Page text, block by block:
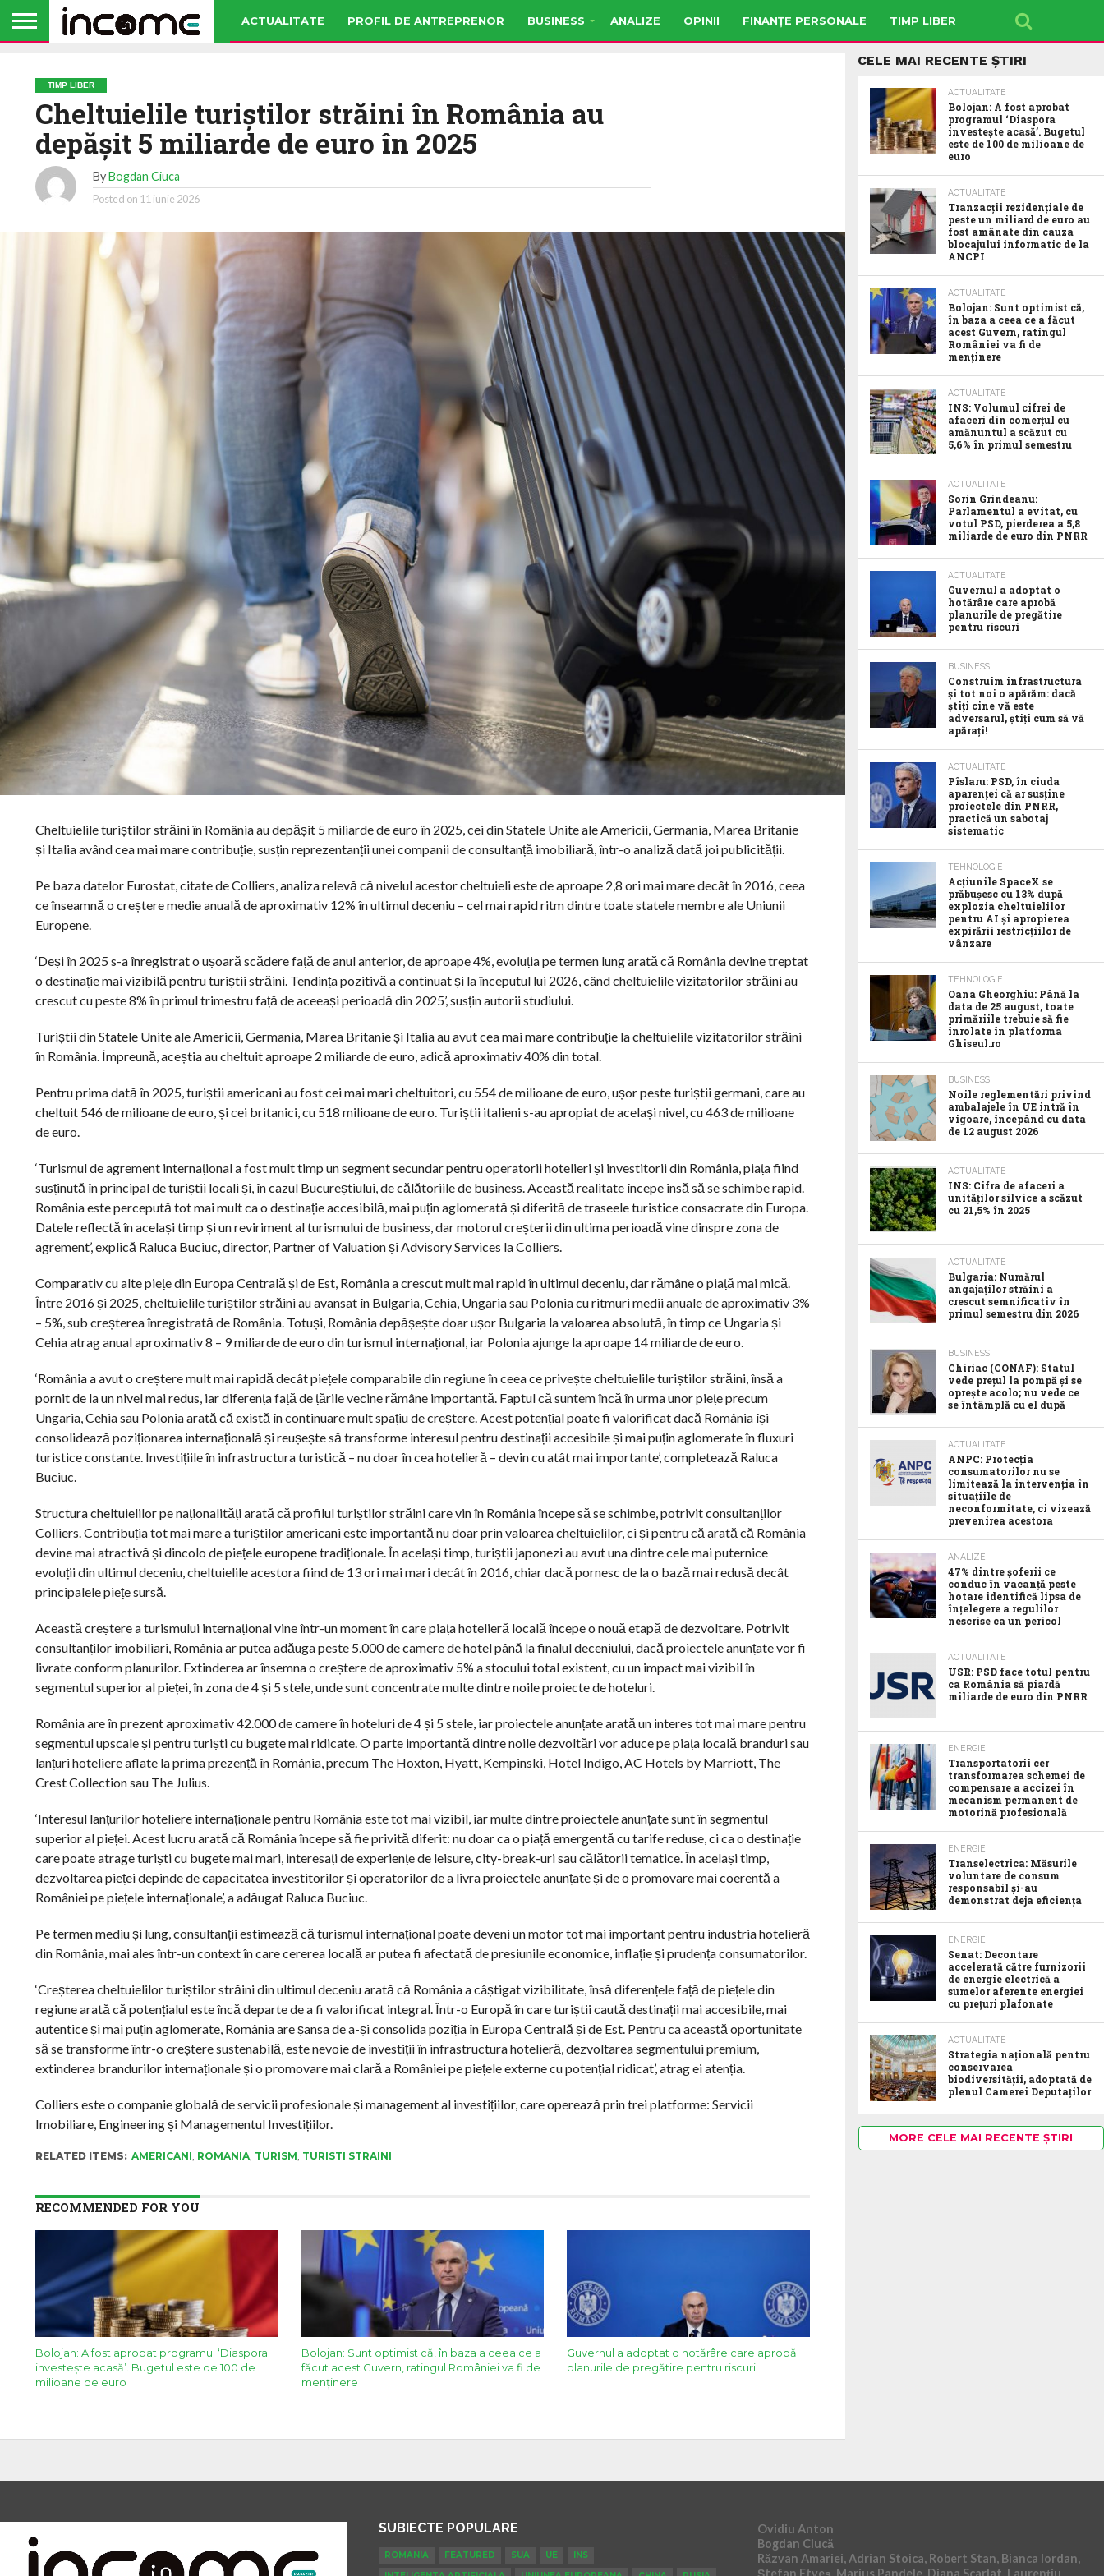
ACTUALITATE PROFIL DE ANTREPRENOR BUSINESS ANALIZE OPINII FINANȚE PERSONALE TIMP LIBER
TIMP LIBER
Cheltuielile turiștilor străini în România au
depășit 5 miliarde de euro în 2025
ByBogdan Ciuca
Posted on 11 iunie 2026
Cheltuielile turiștilor străini în România au depășit 5 miliarde de euro în 2025, cei din Statele Unite ale Americii, Germania, Marea Britanie
și Italia având cea mai mare contribuție, susțin reprezentanții unei companii de consultanță imobiliară, într-o analiză dată joi publicității.
Pe baza datelor Eurostat, citate de Colliers, analiza relevă că nivelul acestor cheltuieli este de aproape 2,8 ori mai mare decât în 2016, ceea
ce înseamnă o creștere medie anuală de aproximativ 12% în ultimul deceniu – cel mai rapid ritm dintre toate statele membre ale Uniunii
Europene.
‘Deși în 2025 s-a înregistrat o ușoară scădere față de anul anterior, de aproape 4%, evoluția pe termen lung arată că România devine treptat
o destinație mai vizibilă pentru turiștii străini. Tendința pozitivă a continuat și la începutul lui 2026, când cheltuielile vizitatorilor străini au
crescut cu peste 8% în primul trimestru față de aceeași perioadă din 2025’, susțin autorii studiului.
Turiștii din Statele Unite ale Americii, Germania, Marea Britanie și Italia au avut cea mai mare contribuție la cheltuielile vizitatorilor străini
în România. Împreună, aceștia au cheltuit aproape 2 miliarde de euro, adică aproximativ 40% din total.
Pentru prima dată în 2025, turiștii americani au fost cei mai mari cheltuitori, cu 554 de milioane de euro, ușor peste turiștii germani, care au
cheltuit 546 de milioane de euro, și cei britanici, cu 518 milioane de euro. Turiștii italieni s-au apropiat de același nivel, cu 463 de milioane
de euro.
‘Turismul de agrement internațional a fost mult timp un segment secundar pentru operatorii hotelieri și investitorii din România, piața fiind
susținută în principal de turiștii locali și, în cazul Bucureștiului, de călătoriile de business. Această realitate începe însă să se schimbe rapid.
România este percepută tot mai mult ca o destinație accesibilă, mai puțin aglomerată și diferită de traseele turistice consacrate din Europa.
Datele reflectă în același timp și un reviriment al turismului de business, dar motorul creșterii din ultima perioadă vine dinspre zona de
agrement’, explică Raluca Buciuc, director, Partner of Valuation și Advisory Services la Colliers.
Comparativ cu alte piețe din Europa Centrală și de Est, România a crescut mult mai rapid în ultimul deceniu, dar rămâne o piață mai mică.
Între 2016 și 2025, cheltuielile turiștilor străini au avansat în Bulgaria, Cehia, Ungaria sau Polonia cu ritmuri medii anuale de aproximativ 3%
– 5%, sub creșterea înregistrată de România. Totuși, România depășește doar ușor Bulgaria la valoarea absolută, în timp ce Ungaria și
Cehia atrag anual aproximativ 8 – 9 miliarde de euro din turismul internațional, iar Polonia ajunge la aproape 14 miliarde de euro.
‘România a avut o creștere mult mai rapidă decât piețele comparabile din regiune în ceea ce privește cheltuielile turiștilor străini, însă a
pornit de la un nivel mai redus, iar diferența față de țările vecine rămâne importantă. Faptul că suntem încă în urma unor piețe precum
Ungaria, Cehia sau Polonia arată că există în continuare mult spațiu de creștere. Acest potențial poate fi valorificat dacă România își
consolidează poziționarea internațională și reușește să transforme interesul pentru destinații accesibile și mai puțin aglomerate în fluxuri
turistice constante. Investițiile în infrastructura turistică – nu doar în cea hotelieră – devin cu atât mai importante’, completează Raluca
Buciuc.
Structura cheltuielilor pe naționalități arată că profilul turiștilor străini care vin în România începe să se schimbe, potrivit consultanților
Colliers. Contribuția tot mai mare a turiștilor americani este importantă nu doar prin valoarea cheltuielilor, ci și pentru că arată că România
devine mai atractivă și dincolo de piețele europene tradiționale. În același timp, turiștii japonezi au avut una dintre cele mai puternice
evoluții din ultimul deceniu, cheltuielile acestora fiind de 13 ori mai mari decât în 2016, chiar dacă pornesc de la o bază mai redusă decât
principalele piețe sursă.
Această creștere a turismului internațional vine într-un moment în care piața hotelieră locală începe o nouă etapă de dezvoltare. Potrivit
consultanților imobiliari, România ar putea adăuga peste 5.000 de camere de hotel până la finalul deceniului, dacă proiectele anunțate vor fi
livrate conform planurilor. Extinderea ar însemna o creștere de aproximativ 5% a stocului total existent, cu un impact mai vizibil în
segmentul superior al pieței, în zona de 4 și 5 stele, unde sunt concentrate multe dintre noile proiecte de hoteluri.
România are în prezent aproximativ 42.000 de camere în hoteluri de 4 și 5 stele, iar proiectele anunțate arată un interes tot mai mare pentru
segmentul upscale și pentru turiști cu bugete mai ridicate. O parte importantă dintre noile dezvoltări vor aduce pe piața locală branduri sau
lanțuri hoteliere aflate la prima prezență în România, precum The Hoxton, Hyatt, Kempinski, Hotel Indigo, AC Hotels by Marriott, The
Crest Collection sau The Julius.
‘Interesul lanțurilor hoteliere internaționale pentru România este tot mai vizibil, iar multe dintre proiectele anunțate sunt în segmentul
superior al pieței. Acest lucru arată că România începe să fie privită diferit: nu doar ca o piață emergentă cu tarife reduse, ci ca o destinație
care poate atrage turiști cu bugete mai mari, interesați de experiențe de leisure, city-break-uri sau călătorii tematice. În același timp,
dezvoltarea pieței depinde de capacitatea investitorilor și operatorilor de a livra proiectele anunțate și de o promovare mai coerentă a
României pe piețele internaționale’, a adăugat Raluca Buciuc.
Pe termen mediu și lung, consultanții estimează că turismul internațional poate deveni un motor tot mai important pentru industria hotelieră
din România, mai ales într-un context în care cererea locală ar putea fi afectată de presiunile economice, inflație și prudența consumatorilor.
‘Creșterea cheltuielilor turiștilor străini din ultimul deceniu arată că România a câștigat vizibilitate, însă diferențele față de piețele din
regiune arată că potențialul este încă departe de a fi valorificat integral. Într-o Europă în care turiștii caută destinații mai accesibile, mai
autentice și mai puțin aglomerate, România are șansa de a-și consolida poziția în Europa Centrală și de Est. Pentru ca această oportunitate
să se transforme într-o creștere sustenabilă, este nevoie de investiții în infrastructura hotelieră, dezvoltarea segmentului premium,
extinderea brandurilor internaționale și o promovare mai clară a României pe piețele externe cu potențial ridicat’, atrag ei atenția.
Colliers este o companie globală de servicii profesionale și management al investițiilor, care operează prin trei platforme: Servicii
Imobiliare, Engineering și Managementul Investițiilor.
RELATED ITEMS: AMERICANI ROMANIA, TURISM TURISTI STRAINI
RECOMMENDED FOR YOU
Bolojan: A fost aprobat programul ‘Diaspora
investește acasă’. Bugetul este de 100 de
milioane de euro
Bolojan: Sunt optimist că, în baza a ceea ce a
făcut acest Guvern, ratingul României va fi de
menținere
Guvernul a adoptat o hotărâre care aprobă
planurile de pregătire pentru riscuri
CELE MAI RECENTE ȘTIRI
ACTUALITATE
Bolojan: A fost aprobat
programul ‘Diaspora
investește acasă’. Bugetul
este de 100 de milioane de
euro
ACTUALITATE
Tranzacții rezidențiale de
peste un miliard de euro au
fost amânate din cauza
blocajului informatic de la
ANCPI
ACTUALITATE
Bolojan: Sunt optimist că,
în baza a ceea ce a făcut
acest Guvern, ratingul
României va fi de
menținere
ACTUALITATE
INS: Volumul cifrei de
afaceri din comerțul cu
amănuntul a scăzut cu
5,6% în primul semestru
ACTUALITATE
Sorin Grindeanu:
Parlamentul a evitat, cu
votul PSD, pierderea a 5,8
miliarde de euro din PNRR
ACTUALITATE
Guvernul a adoptat o
hotărâre care aprobă
planurile de pregătire
pentru riscuri
BUSINESS
Construim infrastructura
și tot noi o apărăm: dacă
știți cine vă este
adversarul, știți cum să vă
apărați!
ACTUALITATE
Pîslaru: PSD, în ciuda
aparenței că ar susține
proiectele din PNRR,
practică un sabotaj
sistematic
TEHNOLOGIE
Acţiunile SpaceX se
prăbuşesc cu 13% după
explozia cheltuielilor
pentru AI şi apropierea
expirării restricţiilor de
vânzare
TEHNOLOGIE
Oana Gheorghiu: Până la
data de 25 august, toate
primăriile trebuie să fie
înrolate în platforma
Ghiseul.ro
BUSINESS
Noile reglementări privind
ambalajele în UE intră în
vigoare, începând cu data
de 12 august 2026
ACTUALITATE
INS: Cifra de afaceri a
unităților silvice a scăzut
cu 21,5% în 2025
ACTUALITATE
Bulgaria: Numărul
angajaților străini a
crescut semnificativ în
primul semestru din 2026
BUSINESS
Chiriac (CONAF): Statul
vede prețul la pompă și se
oprește acolo; nu vede ce
se întâmplă cu el după
ACTUALITATE
ANPC: Protecția
consumatorilor nu se
limitează la intervenția în
situațiile de
neconformitate, ci vizează
prevenirea acestora
ANALIZE
47% dintre șoferii ce
conduc în vacanță peste
hotare identifică lipsa de
înțelegere a regulilor
nescrise ca un pericol
ACTUALITATE
USR: PSD face totul pentru
ca România să piardă
miliarde de euro din PNRR
ENERGIE
Transportatorii cer
transformarea schemei de
compensare a accizei în
mecanism permanent de
motorină profesională
ENERGIE
Transelectrica: Măsurile
voluntare de consum
responsabil şi-au
demonstrat deja eficienţa
ENERGIE
Senat: Decontare
accelerată către furnizorii
de energie electrică a
sumelor aferente energiei
cu prețuri plafonate
ACTUALITATE
Strategia națională pentru
conservarea
biodiversității, adoptată de
plenul Camerei Deputaților
MORE CELE MAI RECENTE ȘTIRI
SUBIECTE POPULARE
ROMANIA FEATURED SUA UE
INS
Ovidiu Anton
Bogdan Ciucă
Răzvan Amariei, Adrian Stoica, Robert Stan, Bianca Iordan,
Ștefan Etveș, Marius Pandele, Diana Scarlat, Laurențiu